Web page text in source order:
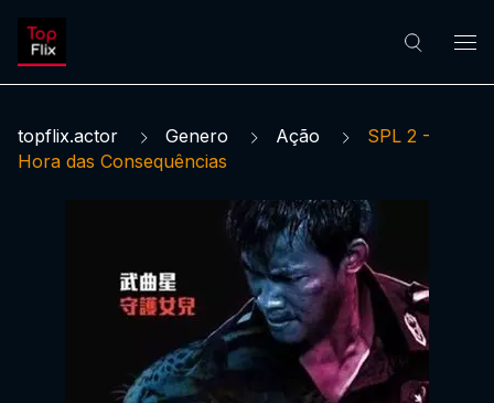
topflix.actor Genero Ação
SPL 2 -
Hora das Consequências